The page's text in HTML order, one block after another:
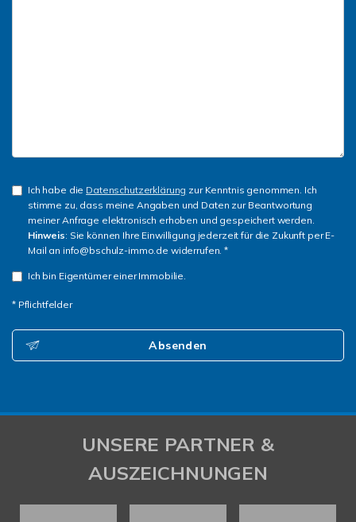
Ich habe die Datenschutzerklärung zur Kenntnis genommen. Ich
stimme zu, dass meine Angaben und Daten zur Beantwortung
meiner Anfrage elektronisch erhoben und gespeichert werden.
Hinweis: Sie können Ihre Einwilligung jederzeit für die Zukunft per E-
Mail an info@bschulz-immo.de widerrufen. *
Ich bin Eigentümer einer Immobilie.
* Pflichtfelder
Absenden
UNSERE PARTNER &
AUSZEICHNUNGEN